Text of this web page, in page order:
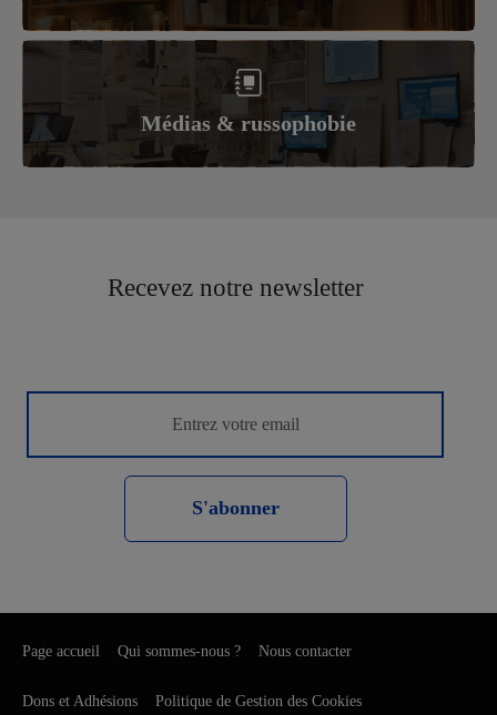
Médias & russophobie
Recevez notre newsletter
S'abonner
Page accueil Qui sommes-nous ? Nous contacter
Dons et Adhésions Politique de Gestion des Cookies